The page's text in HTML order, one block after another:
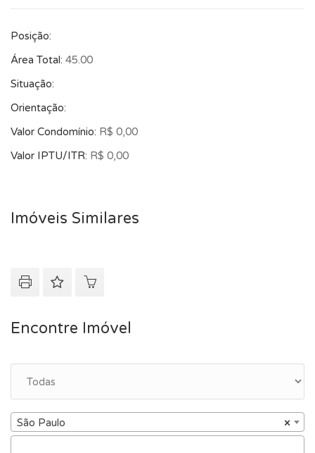
Posição:
Área Total: 45.00
Situação:
Orientação:
Valor Condomínio: R$ 0,00
Valor IPTU/ITR: R$ 0,00
Imóveis Similares
Encontre Imóvel
×
São Paulo